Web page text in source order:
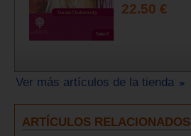
22.50 €
Ver más artículos de la tienda
ARTÍCULOS RELACIONADOS